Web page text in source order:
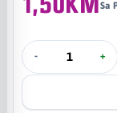
1,50KMSa
- +